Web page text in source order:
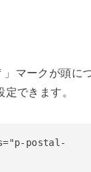
マークが頭に
できます。
postal-